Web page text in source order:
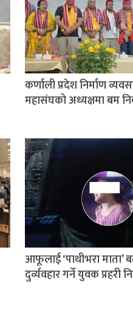
कर्णाली प्रदेश निर्माण
महासंघको अध्यक्षमा बम
आफूलाई ‘पाथीभरा माता’
दुर्व्यवहार गर्ने युवक प्रहरी